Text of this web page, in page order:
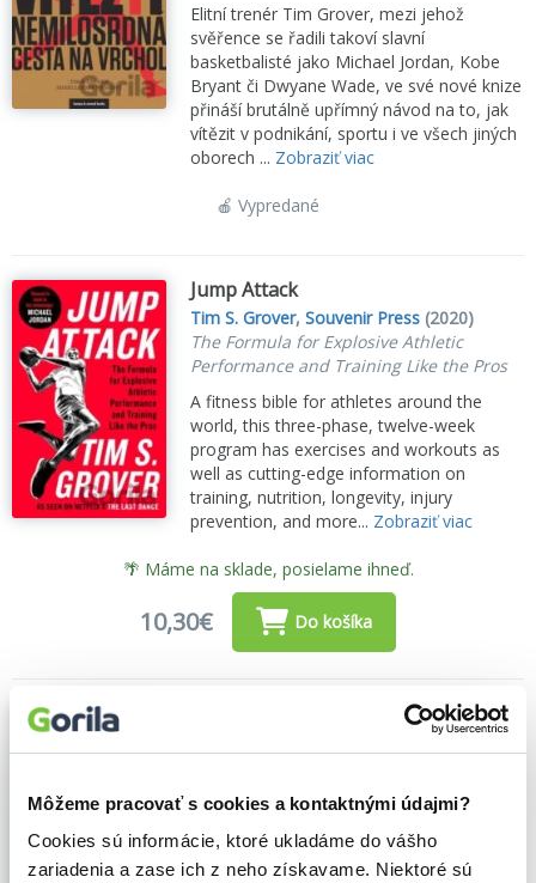
Môžeme pracovať s cookies a kontaktnými údajmi?
Cookies sú informácie, ktoré ukladáme do vášho
zariadenia a zase ich z neho získavame. Niektoré sú
Elitní trenér Tim Grover, mezi jehož
svěřence se řadili takoví slavní
basketbalisté jako Michael Jordan, Kobe
Bryant či Dwyane Wade, ve své nové knize
přináší brutálně upřímný návod na to, jak
vítězit v podnikání, sportu i ve všech jiných
oborech ... Zobraziť viac
🍎 Vypredané
Jump Attack
Tim S. Grover,Souvenir Press (2020)
The Formula for Explosive Athletic
Performance and Training Like the Pros
A fitness bible for athletes around the
world, this three-phase, twelve-week
program has exercises and workouts as
well as cutting-edge information on
training, nutrition, longevity, injury
prevention, and more... Zobraziť viac
🌴 Máme na sklade, posielame ihneď.
10,30€ Do košíka
Simon &
Michael Jordan, Kobe Bryant, Dwyane
Wade, and many others...Zobraziť viac